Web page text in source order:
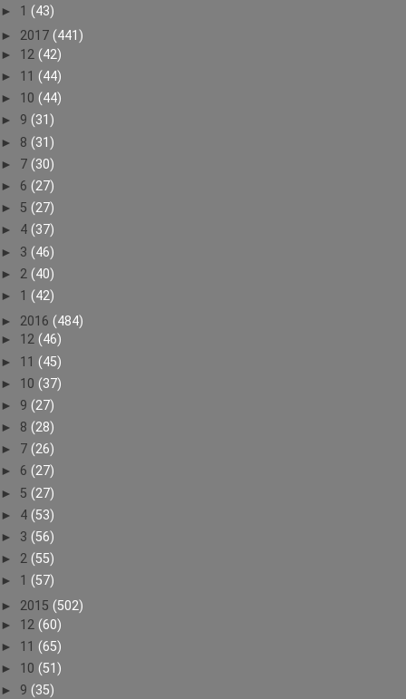
► 1 (43)
► 2017 (441)
► 12 (42)
► 11 (44)
► 10 (44)
► 9 (31)
► 8 (31)
► 7 (30)
► 6 (27)
► 5 (27)
► 4 (37)
► 3 (46)
► 2 (40)
► 1 (42)
► 2016 (484)
► 12 (46)
► 11 (45)
► 10 (37)
► 9 (27)
► 8 (28)
► 7 (26)
► 6 (27)
► 5 (27)
► 4 (53)
► 3 (56)
► 2 (55)
► 1 (57)
► 2015 (502)
► 12 (60)
► 11 (65)
► 10 (51)
► 9 (35)